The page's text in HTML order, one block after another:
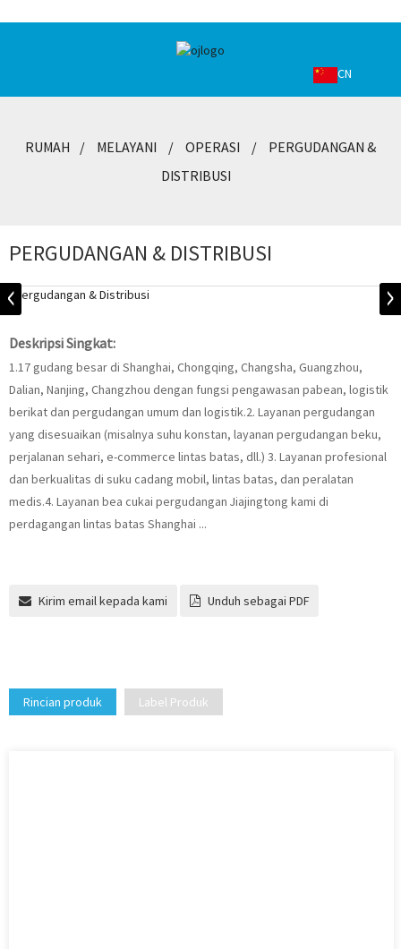
CN
RUMAH MELAYANI OPERASI
PERGUDANGAN &
DISTRIBUSI
PERGUDANGAN & DISTRIBUSI
Deskripsi Singkat:
1.17 gudang besar di Shanghai, Chongqing, Changsha, Guangzhou,
Dalian, Nanjing, Changzhou dengan fungsi pengawasan pabean, logistik
berikat dan pergudangan umum dan logistik.2. Layanan pergudangan
yang disesuaikan (misalnya suhu konstan, layanan pergudangan beku,
perjalanan sehari, e-commerce lintas batas, dll.) 3. Layanan profesional
dan berkualitas di suku cadang mobil, lintas batas, dan peralatan
medis.4. Layanan bea cukai pergudangan Jiajingtong kami di
perdagangan lintas batas Shanghai ...
Kirim email kepada kami Unduh sebagai PDF
Rincian produk Label Produk